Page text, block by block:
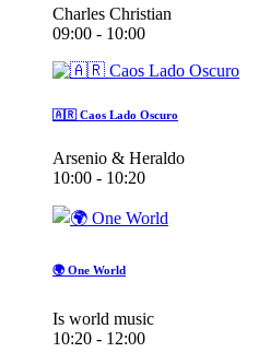
Charles Christian
09:00 - 10:00
🇦🇷 Caos Lado Oscuro
Arsenio & Heraldo
10:00 - 10:20
🌍 One World
Is world music
10:20 - 12:00